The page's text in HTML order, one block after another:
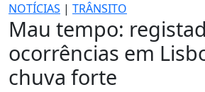
NOTÍCIAS | TRÂNSITO
Mau tempo:
ocorrências em
chuva forte